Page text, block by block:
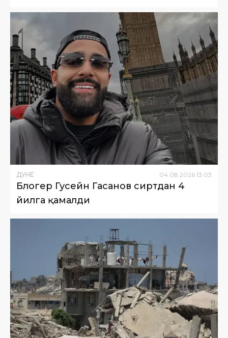
ДУНË 04.08.2026 13:03
Блогер Гусейн Гасанов сиртдан 4
йилга қамалди